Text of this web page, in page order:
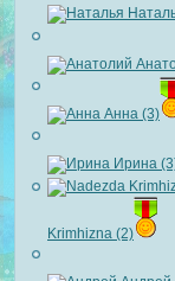
Анна (3)
Ирина
Krimhizna (2)